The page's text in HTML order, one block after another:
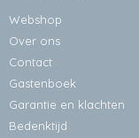
Webshop
Over ons
Contact
Gastenboek
Garantie en klachten
Bedenktijd